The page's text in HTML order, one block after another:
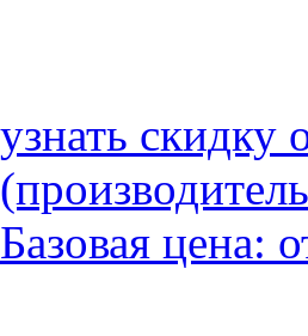
узнать скидку
Базовая цена: